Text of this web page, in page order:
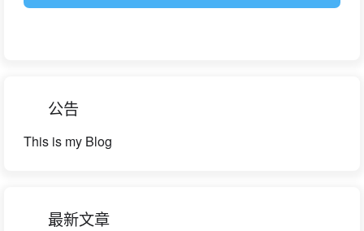
公告
This is my Blog
最新文章